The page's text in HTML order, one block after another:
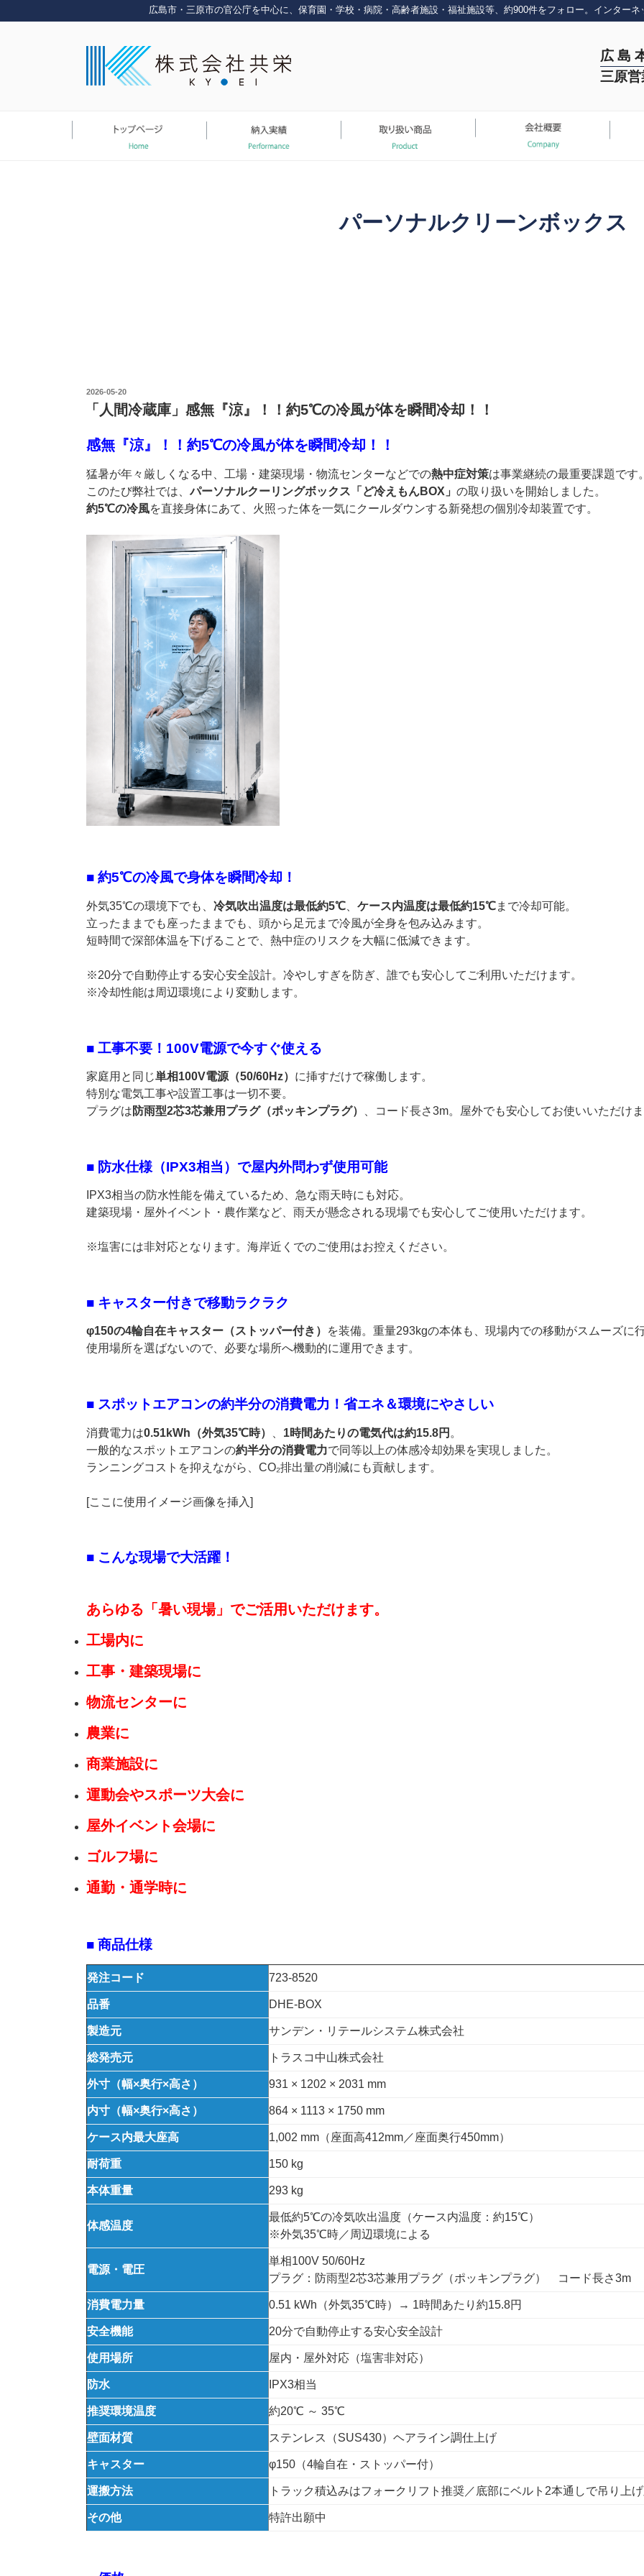
ン
広島市・三原市の官公庁を中心に、保育園・学校・病院・高齢者施設・福祉施設等、約900件をフォロー。インター
広 島
三原
パーソナルクリーンボックス
投
2026-05-20
「人間冷蔵庫」感無『涼』！！約5℃の冷風が体を瞬間冷却！！
感無『涼』！！約5℃の冷風が体を瞬間冷却！！
猛暑が年々厳しくなる中、工場・建築現場・物流センターなどでの熱中症対策は事業継続の最重要課題です
このたび弊社では、パーソナルクーリングボックス「ど冷えもんBOX」 の取り扱いを開始しました。
約5℃の冷風を直接身体にあて、火照った体を一気にクールダウンする新発想の個別冷却装置です。
■ 約5℃の冷風で身体を瞬間冷却！
外気35℃の環境下でも、 冷気吹出温度は最低約5℃ ケース内温度は最低約15℃まで冷却可能。
立ったままでも座ったままでも、頭から足元まで冷風が全身を包み込みます。
短時間で深部体温を下げることで、熱中症のリスクを大幅に低減できます。
※20分で自動停止する安心安全設計。冷やしすぎを防ぎ、誰でも安心してご利用いただけます。
※冷却性能は周辺環境により変動します。
■ 工事不要！100V電源で今すぐ使える
家庭用と同じ単相100V電源（50/60Hz） に挿すだけで稼働します。
特別な電気工事や設置工事は一切不要。
プラグは 防雨型2芯3芯兼用プラグ（ポッキンプラグ） 、コード長さ3m。屋外でも安心してお使いいただけ
■ 防水仕様（IPX3相当）で屋内外問わず使用可能
IPX3相当の防水性能を備えているため、急な雨天時にも対応。
建築現場・屋外イベント・農作業など、雨天が懸念される現場でも安心してご使用いただけます。
※塩害には非対応となります。海岸近くでのご使用はお控えください。
■ キャスター付きで移動ラクラク
φ150の4輪自在キャスター（ストッパー付き）
を装備。重量293kgの本体も、現場内での移動がスムーズに
使用場所を選ばないので、必要な場所へ機動的に運用できます。
■ スポットエアコンの約半分の消費電力！省エネ＆環境にやさしい
消費電力は0.51kWh（外気35℃時） 1時間あたりの電気代は約15.8円 。
一般的なスポットエアコンの約半分の消費電力で同等以上の体感冷却効果を実現しました。
ランニングコストを抑えながら、CO₂排出量の削減にも貢献します。
[ここに使用イメージ画像を挿入]
■ こんな現場で大活躍！
あらゆる「暑い現場」でご活用いただけます。
工場内に
工事・建築現場に
物流センターに
農業に
商業施設に
運動会やスポーツ大会に
屋外イベント会場に
ゴルフ場に
通勤・通学時に
■ 商品仕様
発注コード 723-8520
品番 DHE-BOX
製造元 サンデン・リテールシステム株式会社
総発売元 トラスコ中山株式会社
外寸（幅×奥行×高さ） 931 × 1202 × 2031 mm
内寸（幅×奥行×高さ） 864 × 1113 × 1750 mm
ケース内最大座高 1,002 mm（座面高412mm／座面奥行450mm）
耐荷重 150 kg
本体重量 293 kg
体感温度
最低約5℃の冷気吹出温度（ケース内温度：約15℃）
※外気35℃時／周辺環境による
電源・電圧
単相100V 50/60Hz
プラグ：防雨型2芯3芯兼用プラグ（ポッキンプラグ） コード長さ3m
消費電力量 0.51 kWh（外気35℃時）→ 1時間あたり約15.8円
安全機能 20分で自動停止する安心安全設計
使用場所 屋内・屋外対応（塩害非対応）
防水 IPX3相当
推奨環境温度 約20℃ ～ 35℃
壁面材質 ステンレス（SUS430）ヘアライン調仕上げ
キャスター φ150（4輪自在・ストッパー付）
運搬方法 トラック積込みはフォークリフト推奨／底部にベルト2本通しで吊り上
その他 特許出願中